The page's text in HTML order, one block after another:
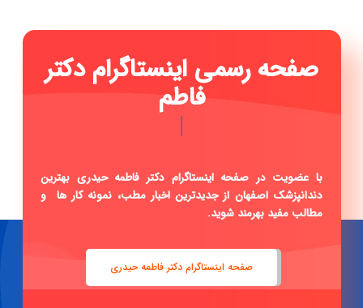
صفحه رسمی اینستاگرام دکتر
فاطمه حیدری ...
|
با عضویت در صفحه اینستاگرام دکتر فاطمه حیدری بهترین
دندانپزشک اصفهان از جدیدترین اخبار مطب، نمونه کار ها و
مطالب مفید بهرمند شوید.
صفحه اینستاگرام دکتر فاطمه حیدری